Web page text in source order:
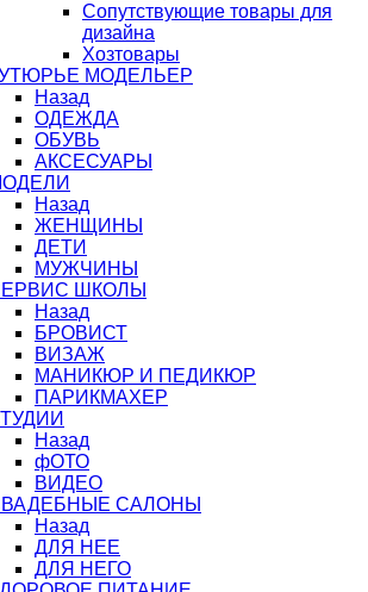
Сопутствующие товары для
дизайна
Хозтовары
МОДЕЛЬЕР
Назад
ОДЕЖДА
ОБУВЬ
АКСЕСУАРЫ
Назад
ЖЕНЩИНЫ
ДЕТИ
МУЖЧИНЫ
ШКОЛЫ
Назад
БРОВИСТ
ВИЗАЖ
МАНИКЮР И ПЕДИКЮР
ПАРИКМАХЕР
Назад
фОТО
ВИДЕО
САЛОНЫ
Назад
ДЛЯ НЕЕ
ДЛЯ НЕГО